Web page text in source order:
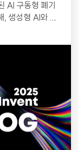
AI 구동형 폐기
생성형 AI와 서
Nova, Ste
심 AI·서버리스
(95%)와 의미
니다. 이 사례는
신을 촉진하는 방